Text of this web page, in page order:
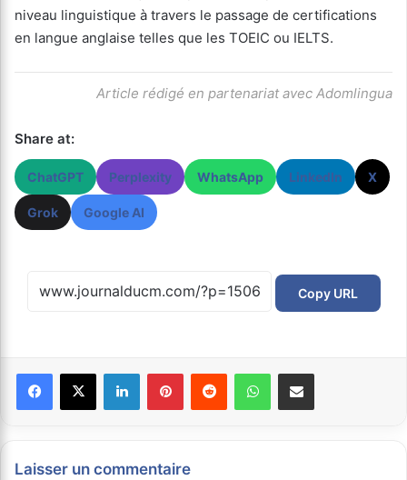
niveau linguistique à travers le passage de certifications
en langue anglaise telles que les TOEIC ou IELTS.
Article rédigé en partenariat avec Adomlingua
Share at:
ChatGPT Perplexity WhatsApp LinkedIn X
Grok Google AI
Copy URL
Laisser un commentaire